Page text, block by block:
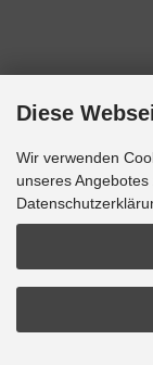
Diese
Wir verwenden
unseres